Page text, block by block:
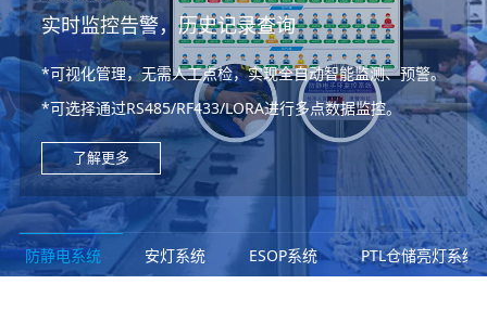
实时监控告警，历史记录查询
*可视化管理，无需人工点检，实现全自动智能监测、预警。
*可选择通过RS485/RF433/LORA进行多点数据监控。
了解更多
帮助企业建立生产管理及时响应机制
*无线报警、语音播报、安灯看板、移动端提醒、多途径逐级
上报。
*响应时长、处理时长、异常时间数据统计分析。
了解更多
展
*支持电子作业指导书审批，管理与发放。
*可播放2D、3D、图片、Word、Excel、PPT、视频等文
件。
了解更多
实现更高效的数字化仓库管理
*WMS、MES、ERP无缝对接
*电子库位标签，寻拣料目视化更快捷
*提高工作效率，降低人工成本，改善目视化
了解更多
原则
*生产计划与实时生产进度监控，产能与状态目视化管理。
*针对生产异常、进度延缓及时预警，以及处理，保障生产计
划如期实现。
了解更多
管控环境是预防隐患的关键
*工业级高精度LED温湿度显示屏。
*温湿度、压差、露点、光照噪音、粉尘
了解更多
*从物料到成品的产品生命周期全过程“管控”与“追溯”的数字
化解决方案
*实现实时数采与监控，为生产管理决策提供数据支撑，为不
良品溯源提供深度分析。
了解更多
防静电系统 安灯系统 ESOP系统 PTL仓储亮灯系统